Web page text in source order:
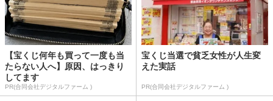
【宝くじ何年も買って一度も当
たらない人へ】原因、はっきり
してます
PR(合同会社デジタルファーム )
宝くじ当選で貧乏女性が人生変
えた実話
PR(合同会社デジタルファーム )